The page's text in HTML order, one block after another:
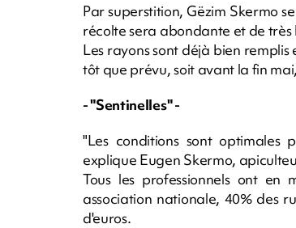
Par superstition, Gëzim Skermo
récolte sera abondante et de
Les rayons sont déjà bien
tôt que prévu, soit avant la fin
- "Sentinelles" -
"Les conditions sont optimales
explique Eugen Skermo,
Tous les professionnels ont en
association nationale, 40% des
d'euros.